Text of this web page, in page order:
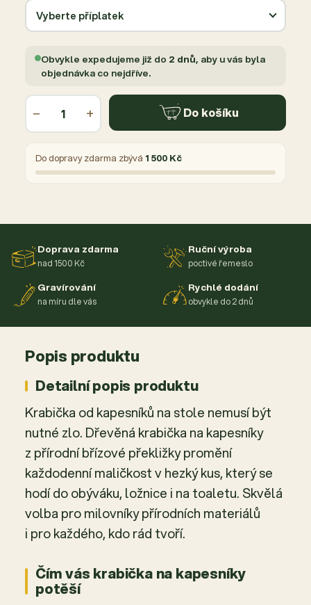
Obvykle expedujeme již do 2 dnů, aby u vás byla
objednávka co nejdříve.
− + Do košíku
Do dopravy zdarma zbývá 1 500 Kč
Doprava zdarma
nad 1500 Kč
Ruční výroba
poctivé řemeslo
Gravírování
na míru dle vás
Rychlé dodání
obvykle do 2 dnů
Popis produktu
Detailní popis produktu
Krabička od kapesníků na stole nemusí být
nutné zlo. Dřevěná krabička na kapesníky
z přírodní břízové překližky promění
každodenní maličkost v hezký kus, který se
hodí do obýváku, ložnice i na toaletu. Skvělá
volba pro milovníky přírodních materiálů
i pro každého, kdo rád tvoří.
Čím vás krabička na kapesníky
potěší